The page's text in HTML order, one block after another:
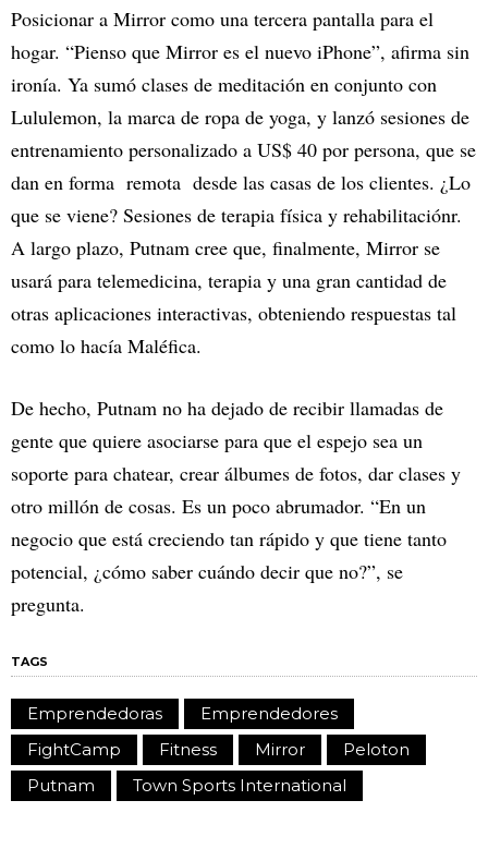
Posicionar a Mirror como una tercera pantalla para el
hogar. “Pienso que Mirror es el nuevo iPhone”, afirma sin
ironía. Ya sumó clases de meditación en conjunto con
Lululemon, la marca de ropa de yoga, y lanzó sesiones de
entrenamiento personalizado a US$ 40 por persona, que se
dan en forma remota desde las casas de los clientes. ¿Lo
que se viene? Sesiones de terapia física y rehabilitaciónr.
A largo plazo, Putnam cree que, finalmente, Mirror se
usará para telemedicina, terapia y una gran cantidad de
otras aplicaciones interactivas, obteniendo respuestas tal
como lo hacía Maléfica.
De hecho, Putnam no ha dejado de recibir llamadas de
gente que quiere asociarse para que el espejo sea un
soporte para chatear, crear álbumes de fotos, dar clases y
otro millón de cosas. Es un poco abrumador. “En un
negocio que está creciendo tan rápido y que tiene tanto
potencial, ¿cómo saber cuándo decir que no?”, se
pregunta.
TAGS
Emprendedoras
Emprendedores
FightCamp
Fitness Mirror
Peloton
Putnam
Town Sports International